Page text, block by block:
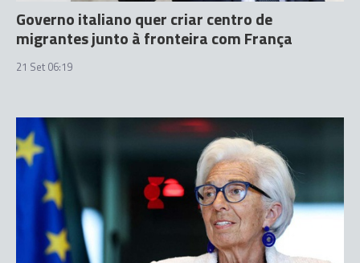
Governo italiano quer criar centro de
migrantes junto à fronteira com França
21 Set 06:19